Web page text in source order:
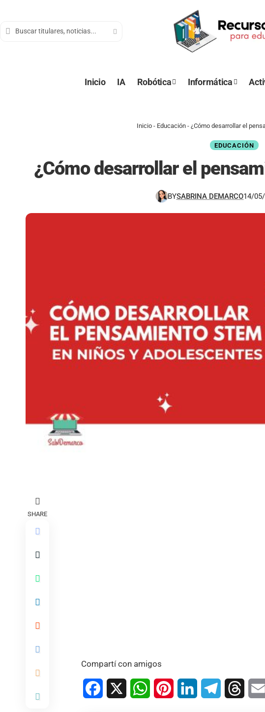
Inicio IA Robótica Informática
Inicio - Educación -¿Cómo desarrollar el
EDUCACIÓN
¿Cómo desarrollar el
BYSABRINA DEMARCO14/
SHARE
Compartí con amigos
Facebook WhatsAppPinterestLinkedIn Telegram